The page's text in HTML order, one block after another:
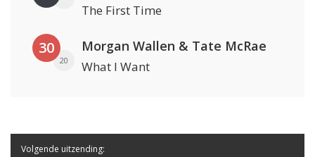
The First Time
30
20
Morgan Wallen & Tate McRae
What I Want
Volgende uitzending: